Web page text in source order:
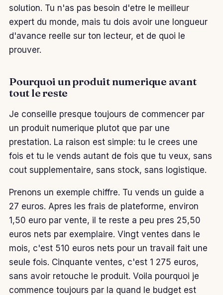
solution. Tu n'as pas besoin d'etre le meilleur
expert du monde, mais tu dois avoir une longueur
d'avance reelle sur ton lecteur, et de quoi le
prouver.
Pourquoi un produit numerique avant
tout le reste
Je conseille presque toujours de commencer par
un produit numerique plutot que par une
prestation. La raison est simple: tu le crees une
fois et tu le vends autant de fois que tu veux, sans
cout supplementaire, sans stock, sans logistique.
Prenons un exemple chiffre. Tu vends un guide a
27 euros. Apres les frais de plateforme, environ
1,50 euro par vente, il te reste a peu pres 25,50
euros nets par exemplaire. Vingt ventes dans le
mois, c'est 510 euros nets pour un travail fait une
seule fois. Cinquante ventes, c'est 1 275 euros,
sans avoir retouche le produit. Voila pourquoi je
commence toujours par la quand le budget est